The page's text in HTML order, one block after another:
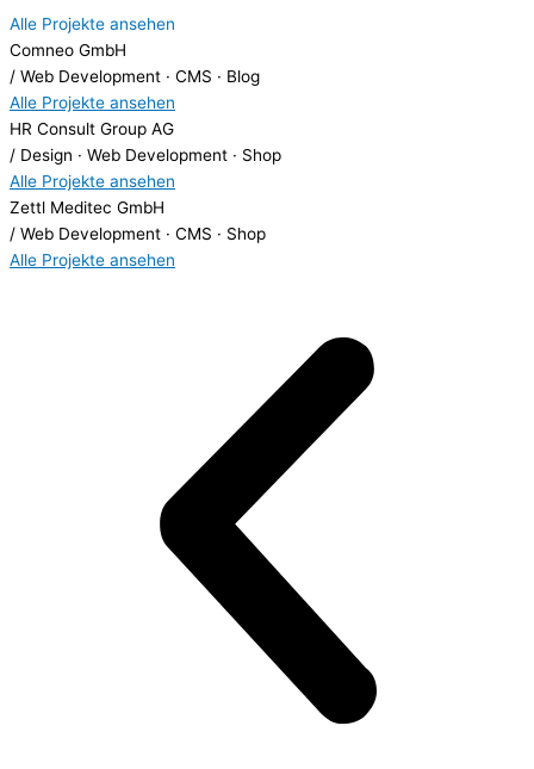
Alle Projekte ansehen
Comneo GmbH
/ Web Development · CMS · Blog
Alle Projekte ansehen
HR Consult Group AG
/ Design · Web Development · Shop
Alle Projekte ansehen
Zettl Meditec GmbH
/ Web Development · CMS · Shop
Alle Projekte ansehen